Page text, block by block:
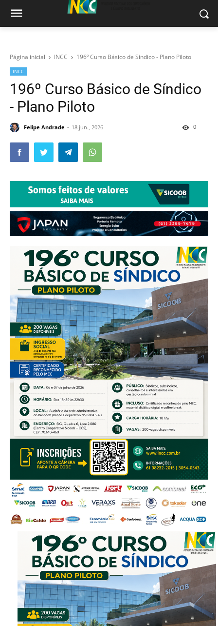
Página inicial INCC 196º Curso Básico de Síndico - Plano Piloto
INCC
196º Curso Básico de Síndico
- Plano Piloto
Felipe Andrade 18 jun., 2026 0